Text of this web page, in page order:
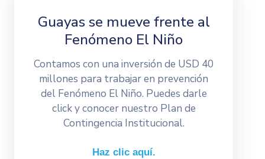
Guayas se mueve frente al
Fenómeno El Niño
Contamos con una inversión de USD 40
millones para trabajar en prevención
del Fenómeno El Niño. Puedes darle
click y conocer nuestro Plan de
Contingencia Institucional.
Haz clic aquí.